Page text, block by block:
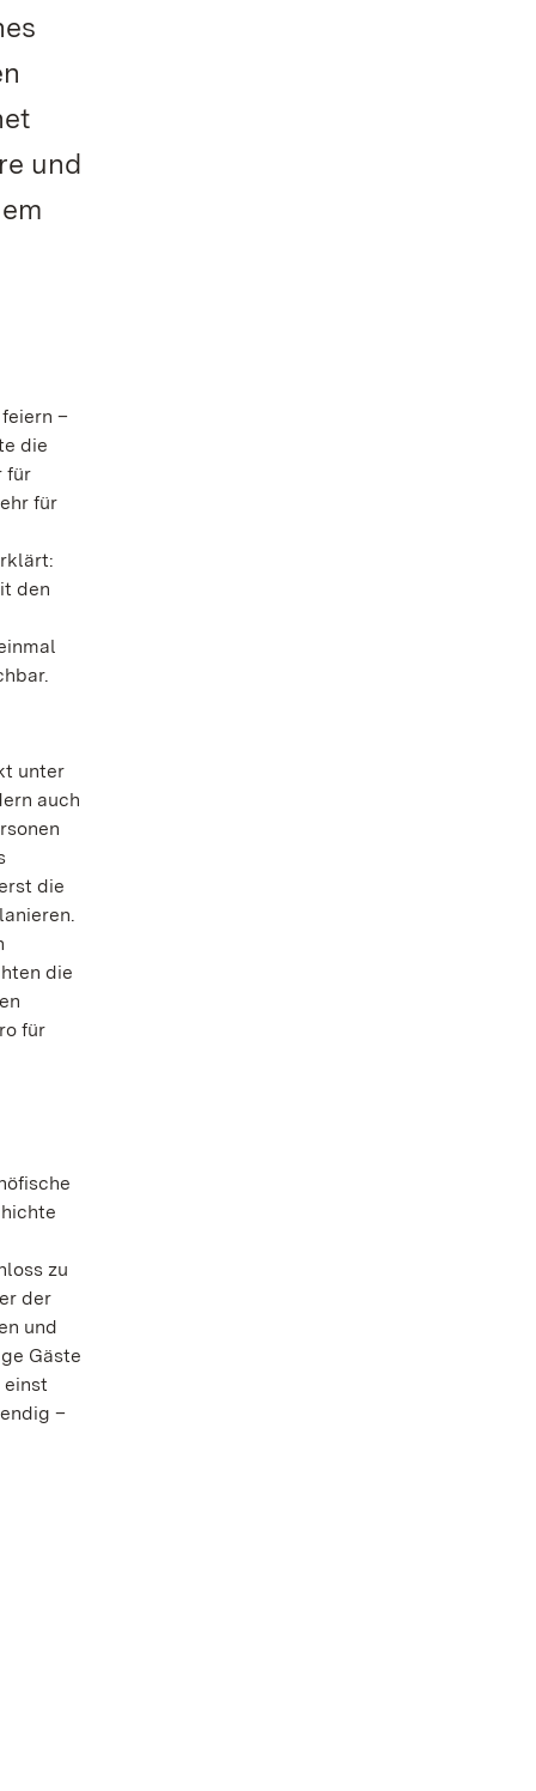
und
–
die
für
für
den
unter
auch
die
die
für
zu
der
und
Gäste
einst
–